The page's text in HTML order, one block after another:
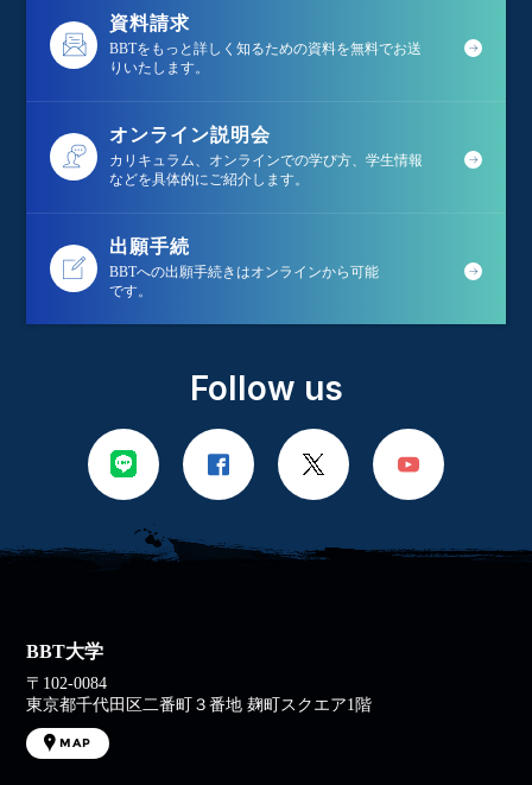
資料請求
BBTをもっと詳しく知るための資料を無料でお送
りいたします。
オンライン説明会
カリキュラム、オンラインでの学び方、学生情報
などを具体的にご紹介します。
出願手続
BBTへの出願手続きはオンラインから可能
です。
Follow us
BBT大学
〒102-0084
東京都千代田区二番町３番地 麹町スクエア1階
MAP